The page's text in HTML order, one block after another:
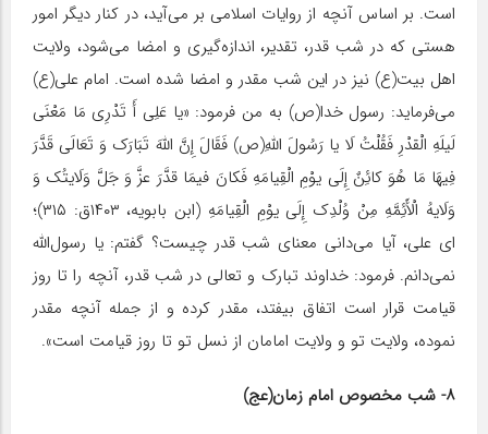
است. بر اساس آنچه از روایات اسلامی بر می‌آید، در کنار دیگر امور
هستی که در شب قدر، تقدیر، اندازه‌گیری و امضا می‌شود، ولایت
اهل بیت(ع) نیز در این شب مقدر و امضا شده است. امام علی(ع)
می‌فرماید: رسول خدا(ص) به من فرمود: «یا عَلِی أَ تَدْرِی مَا مَعْنَی
لَیلَهِ الْقدْرِ فَقُلْتُ لَا یا رَسُولَ اللَّهِ(ص) فَقَالَ إِنَّ اللَّهَ تَبَارَک وَ تَعَالَی قَدَّرَ
فِیهَا مَا هُوَ کائِنٌ إِلَی یوْمِ الْقِیامَهِ فَکانَ فیمَا قدَّرَ عزَّ وَ جَلَّ وَلَایتُک وَ
وَلَایهُ الْأَئِمَّهِ مِنْ وُلْدِک إِلَی یوْمِ الْقِیامَهِ (ابن بابویه، ۱۴۰۳ق: ۳۱۵)؛
ای علی، آیا می‌دانی معنای شب قدر چیست؟ گفتم: یا رسول‌الله
نمی‌دانم. فرمود: خداوند تبارک و تعالی در شب قدر، آنچه را تا روز
قیامت قرار است اتفاق بیفتد، مقدر کرده و از جمله آنچه مقدر
نموده، ولایت تو و ولایت امامان از نسل تو تا روز قیامت است».
۸- شب مخصوص امام زمان(عج)